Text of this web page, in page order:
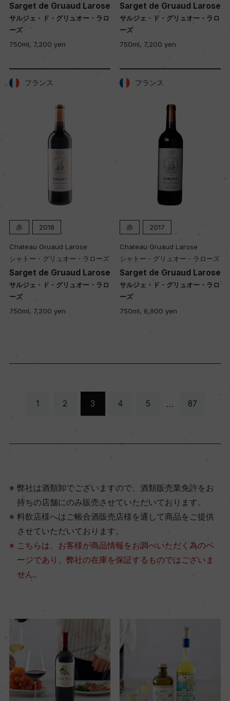
Sarget de Gruaud Larose
サルジェ・ド・グリュオー・ラロ
ーズ
750ml, 7,200 yen
Sarget de Gruaud Larose
サルジェ・ド・グリュオー・ラロ
ーズ
750ml, 7,200 yen
フランス
赤 2018
Chateau Gruaud Larose
シャトー・グリュオー・ラローズ
Sarget de Gruaud Larose
サルジェ・ド・グリュオー・ラロ
ーズ
750ml, 7,200 yen
フランス
赤 2017
Chateau Gruaud Larose
シャトー・グリュオー・ラローズ
Sarget de Gruaud Larose
サルジェ・ド・グリュオー・ラロ
ーズ
750ml, 6,900 yen
1 2 3 4 5 … 87
弊社は酒類卸でございますので、酒類販売業免許をお
持ちの店舗にのみ販売させていただいております。
料飲店様へはご帳合酒販売店様を通して商品をご提供
させていただいております。
こちらは、お客様が商品情報をお調べいただく為のペ
ージであり、弊社の在庫を保証するものではございま
せん。